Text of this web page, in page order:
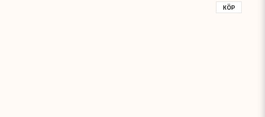
KÖP